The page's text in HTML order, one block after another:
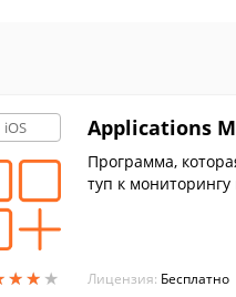
iOS
★★ ★
★★ ★
Applications
Программа,
туп к
Лицензия: Бесплатно